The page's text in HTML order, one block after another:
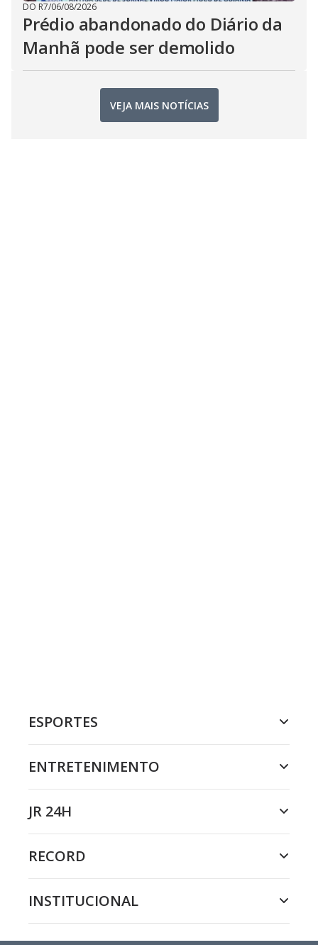
DO R7/06/08/2026
Prédio abandonado do Diário da
Manhã pode ser demolido
VEJA MAIS NOTÍCIAS
ESPORTES
ENTRETENIMENTO
JR 24H
RECORD
INSTITUCIONAL